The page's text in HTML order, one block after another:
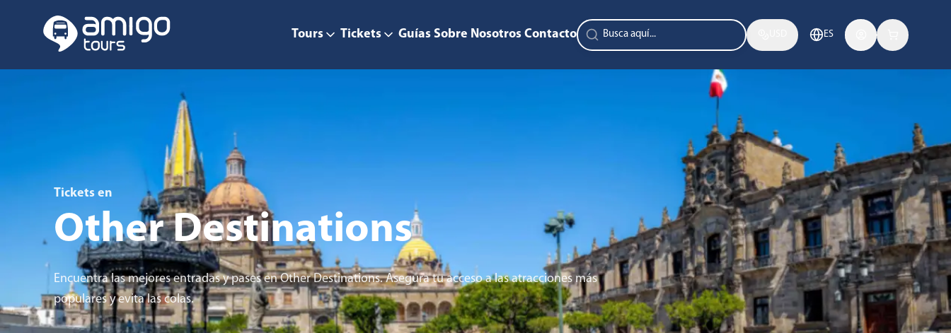
Tours Tickets Guías Sobre Nosotros Contacto ES
Tickets en
Other Destinations
Encuentra las mejores entradas y pases en Other Destinations. Asegura tu acceso a las atracciones más
populares y evita las colas.